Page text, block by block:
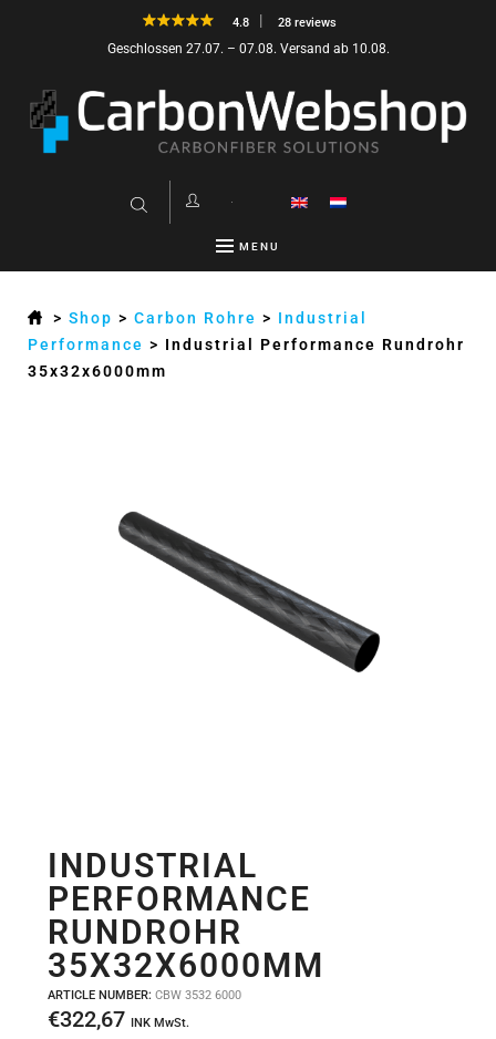
4.8 28 reviews
Geschlossen 27.07. – 07.08. Versand ab 10.08.
MENU
>Shop >Carbon Rohre > Industrial
Performance > Industrial Performance Rundrohr
35x32x6000mm
INDUSTRIAL
PERFORMANCE
RUNDROHR
35X32X6000MM
ARTICLE NUMBER: CBW 3532 6000
€322,67 INK MwSt.